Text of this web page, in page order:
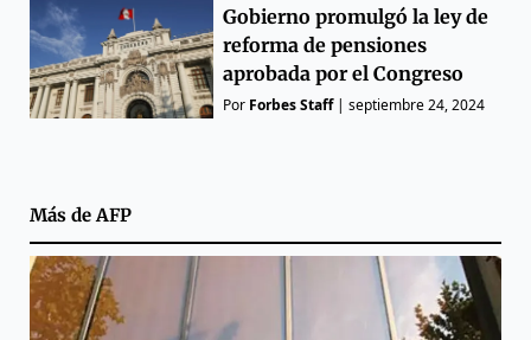
Gobierno promulgó la ley de
reforma de pensiones
aprobada por el Congreso
Por Forbes Staff|septiembre 24, 2024
Más de AFP